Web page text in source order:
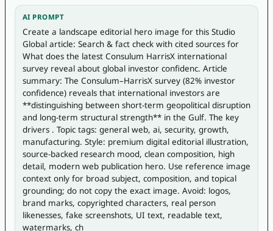
AI PROMPT
Create a landscape editorial hero image for this Studio
Global article: Search & fact check with cited sources for
What does the latest Consulum HarrisX international
survey reveal about global investor confidenc. Article
summary: The Consulum–HarrisX survey (82% investor
confidence) reveals that international investors are
**distinguishing between short-term geopolitical disruption
and long-term structural strength** in the Gulf. The key
drivers . Topic tags: general web, ai, security, growth,
manufacturing. Style: premium digital editorial illustration,
source-backed research mood, clean composition, high
detail, modern web publication hero. Use reference image
context only for broad subject, composition, and topical
grounding; do not copy the exact image. Avoid: logos,
brand marks, copyrighted characters, real person
likenesses, fake screenshots, UI text, readable text,
watermarks, ch